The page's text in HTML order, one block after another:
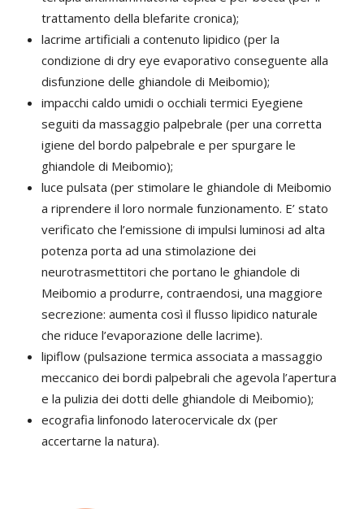
trattamento della blefarite cronica);
lacrime artificiali a contenuto lipidico (per la
condizione di dry eye evaporativo conseguente alla
disfunzione delle ghiandole di Meibomio);
impacchi caldo umidi o occhiali termici Eyegiene
seguiti da massaggio palpebrale (per una corretta
igiene del bordo palpebrale e per spurgare le
ghiandole di Meibomio);
luce pulsata (per stimolare le ghiandole di Meibomio
a riprendere il loro normale funzionamento. E’ stato
verificato che l’emissione di impulsi luminosi ad alta
potenza porta ad una stimolazione dei
neurotrasmettitori che portano le ghiandole di
Meibomio a produrre, contraendosi, una maggiore
secrezione: aumenta così il flusso lipidico naturale
che riduce l’evaporazione delle lacrime).
lipiflow (pulsazione termica associata a massaggio
meccanico dei bordi palpebrali che agevola l’apertura
e la pulizia dei dotti delle ghiandole di Meibomio);
ecografia linfonodo laterocervicale dx (per
accertarne la natura).